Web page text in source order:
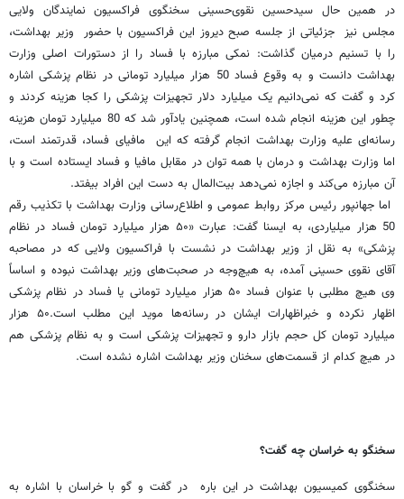
در همین حال سیدحسین نقوی‌حسینی سخنگوی فراکسیون نمایندگان ولایی
مجلس نیز جزئیاتی از جلسه صبح دیروز این فراکسیون با حضور وزیر بهداشت،
را با تسنیم درمیان گذاشت: نمکی مبارزه با فساد را از دستورات اصلی وزارت
بهداشت دانست و به وقوع فساد 50 هزار میلیارد تومانی در نظام پزشکی اشاره
کرد و گفت که نمی‌دانیم یک میلیارد دلار تجهیزات پزشکی را کجا هزینه کردند و
چطور این هزینه انجام شده است، همچنین یادآور شد که 80 میلیارد تومان هزینه
رسانه‌ای علیه وزارت بهداشت انجام گرفته که این مافیای فساد، قدرتمند است،
اما وزارت بهداشت و درمان با همه توان در مقابل مافیا و فساد ایستاده است و با
آن مبارزه می‌کند و اجازه نمی‌دهد بیت‌المال به دست این افراد بیفتد.
اما جهانپور رئیس مرکز روابط عمومی و اطلاع‌رسانی وزارت بهداشت با تکذیب رقم
50 هزار میلیاردی، به ایسنا گفت: عبارت «۵۰ هزار میلیارد تومان فساد در نظام
پزشکی» به نقل از وزیر بهداشت در نشست با فراکسیون ولایی که در مصاحبه
آقای نقوی حسینی آمده، به هیچ‌وجه در صحبت‌های وزیر بهداشت نبوده و اساساً
وی هیچ مطلبی با عنوان فساد ۵۰ هزار میلیارد تومانی یا فساد در نظام پزشکی
اظهار نکرده و خبراظهارات ایشان در رسانه‌ها موید این مطلب است.۵۰ هزار
میلیارد تومان کل حجم بازار دارو و تجهیزات پزشکی است و به نظام پزشکی هم
در هیچ کدام از قسمت‌های سخنان وزیر بهداشت اشاره نشده است.
سخنگو به خراسان چه گفت؟
سخنگوی کمیسیون بهداشت در این باره در گفت و گو با خراسان با اشاره به